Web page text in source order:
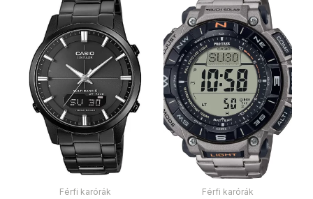
Férfi karórák Férfi karórák